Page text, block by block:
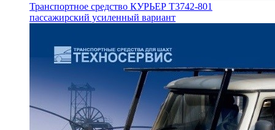
Транспортное средство КУРЬЕР Т3742-801
пассажирский усиленный вариант